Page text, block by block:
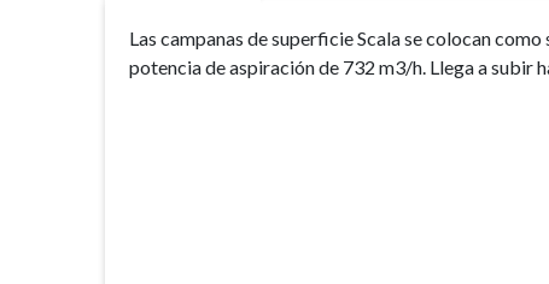
Las campanas de superficie Scala se colocan
potencia de aspiración de 732 m3/h. Llega a subir